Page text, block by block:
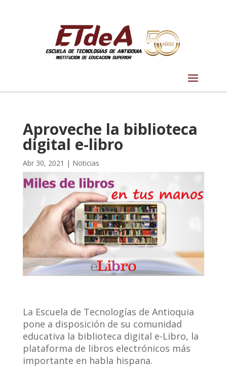
Aproveche la biblioteca
digital e-libro
Abr 30, 2021 | Noticias
La Escuela de Tecnologías de Antioquia
pone a disposición de su comunidad
educativa la biblioteca digital e-Libro, la
plataforma de libros electrónicos más
importante en habla hispana.